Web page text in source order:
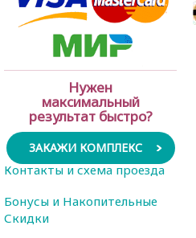
Нужен
максимальный
результат быстро?
ЗАКАЖИ КОМПЛЕКС
Контакты и схема проезда
Бонусы и Накопительные
Скидки